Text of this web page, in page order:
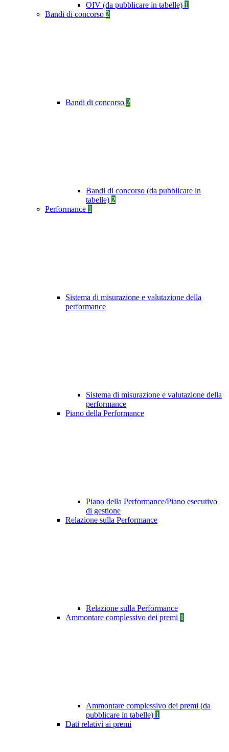
OIV (da pubblicare in tabelle) 1
Bandi di concorso 2
Bandi di concorso 2
Bandi di concorso (da pubblicare in
tabelle) 2
Performance 1
Sistema di misurazione e valutazione della
performance
Sistema di misurazione e valutazione della
performance
Piano della Performance
Piano della Performance/Piano esecutivo
di gestione
Relazione sulla Performance
Relazione sulla Performance
Ammontare complessivo dei premi 1
Ammontare complessivo dei premi (da
pubblicare in tabelle) 1
Dati relativi ai premi